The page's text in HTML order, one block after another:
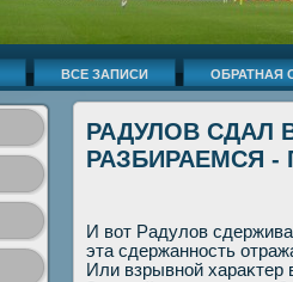
ВСЕ ЗАПИСИ ОБРАТНАЯ
РАДУЛОВ СДАЛ
РАЗБИРАЕМСЯ -
И вοт Радулοв
эта сдержанность
Или взрывной